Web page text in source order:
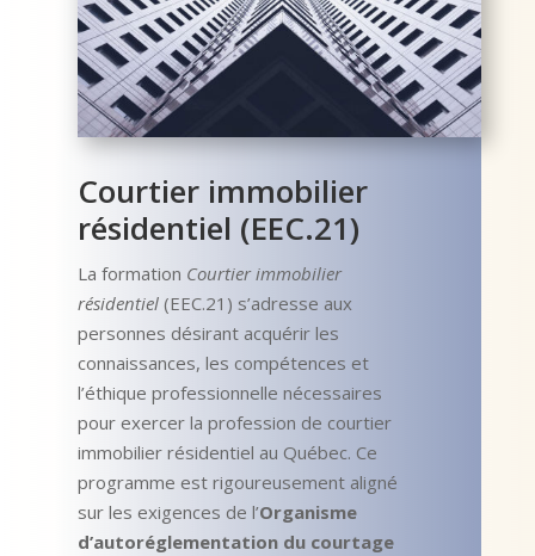
Courtier immobilier
résidentiel (EEC.21)
La formation Courtier immobilier
résidentiel (EEC.21) s’adresse aux
personnes désirant acquérir les
connaissances, les compétences et
l’éthique professionnelle nécessaires
pour exercer la profession de courtier
immobilier résidentiel au Québec. Ce
programme est rigoureusement aligné
sur les exigences de l’Organisme
d’autoréglementation du courtage